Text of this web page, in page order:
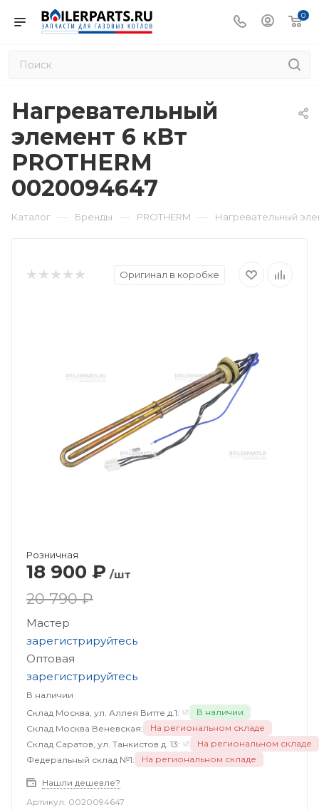
0
Нагревательный
элемент 6 кВт
PROTHERM
0020094647
Каталог — Бренды — PROTHERM — Нагревательный
Оригинал в коробке
Розничная
18 900 ₽ /шт
20 790 ₽
Мастер
зарегистрируйтесь
Оптовая
зарегистрируйтесь
В наличии
Склад Москва, ул. Аллея Витте д.1:
В наличии
Склад Москва Веневская:
На региональном складе
Склад Саратов, ул. Танкистов д. 13:
На региональном складе
Федеральный склад №1:
На региональном складе
Нашли дешевле?
Артикул: 0020094647